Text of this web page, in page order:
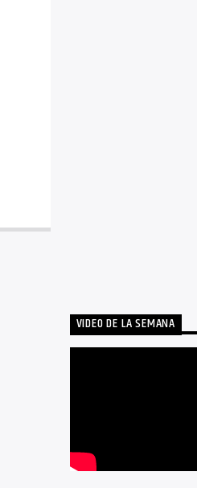
VIDEO DE LA SEMANA